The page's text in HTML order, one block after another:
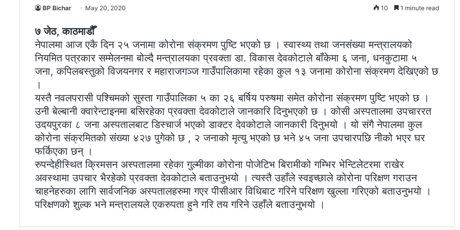
BP Bichar May 20, 2020 10 1 minute read
७ जेठ, काठमाडौैँ
नेपालमा आज एकै दिन २५ जनामा कोरोना संक्रमण पुष्टि भएको छ । स्वास्थ्य तथा जनसंख्या मन्त्रालयको
नियमित पत्रकार सम्मेलनमा बोल्दै मन्त्रालयका प्रवक्ता डा. विकास देवकोटाले बाँकेमा ६ जना, धनकुटामा ५
जना, कपिलबस्तुको विजयनगर र महाराजगञ्ज गाउँपालिकामा रहेका कुल १३ जनामा कोरोना संक्रमण देखिएको छ
।
यस्तै नवलपरासी पश्चिमको सुस्ता गाउँपालिका ५ का २६ बर्षिय परुषमा समेत कोरोना संक्रमण पुष्टि भएको छ ।
उनी बेल्बानी क्वारेन्टाइनमा बसिरहेका प्रवक्ता देवकोटाले जानकारि दिनुभएको छ । कोसी अस्पतालमा उपचाररत
उदयपुरका ८ जना अस्पतालबाट डिस्चार्ज भएको डाक्टर देवकोटाले जानकारी दिनुभयो । यो संगै नेपालमा कुल
कोरोना संक्रमितको संख्या ४२७ पुगेको छ , २ जनाको मृत्यु भएको छ भने ४५ जना उपचारपछि नीको भएर घर
फर्किएका छन् ।
रुपन्देहीस्थित क्रिमसन अस्पतालमा रहेका गुल्मीका कोरोना पोजेटिभ बिरामीको गम्भिर भेन्टिलेटरमा राखेर
अवस्थामा उपचार भैरहेको प्रवक्ता देवकोटाले बताउनुभयो । त्यस्तै उहाँले स्वइच्छाले कोरोना परिक्षण गराउन
चाहनेहरुका लागि सार्वजनिक अस्पतालहरुमा गएर पीसीआर विधिबाट गरिने परिक्षण खुल्ला गरिएको बताउनुभयो ।
परिक्षणको शुल्क भने मन्त्रालयले एकरुपता हुने गरि तय गरिने उहाँले बताउनुभयो ।